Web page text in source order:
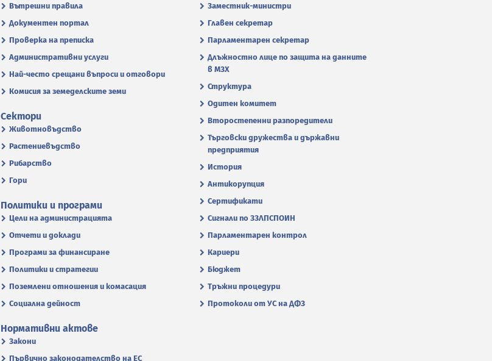
Вътрешни правила
Документен портал
Проверка на преписка
Административни услуги
Най-често срещани въпроси и отговори
Комисия за земеделските земи
Заместник-министри
Главен секретар
Парламентарен секретар
Длъжностно лице по защита на данните
в МЗХ
Структура
Одитен комитет
Второстепенни разпоредители
Търговски дружества и държавни
предприятия
История
Антикорупция
Сертификати
Сигнали по ЗЗЛПСПОИН
Парламентарен контрол
Кариери
Бюджет
Тръжни процедури
Протоколи от УС на ДФЗ
Сектори
Животновъдство
Растениевъдство
Рибарство
Гори
Политики и програми
Цели на администрацията
Отчети и доклади
Програми за финансиране
Политики и стратегии
Поземлени отношения и комасация
Социална дейност
Нормативни актове
Закони
Първично законодателство на ЕС